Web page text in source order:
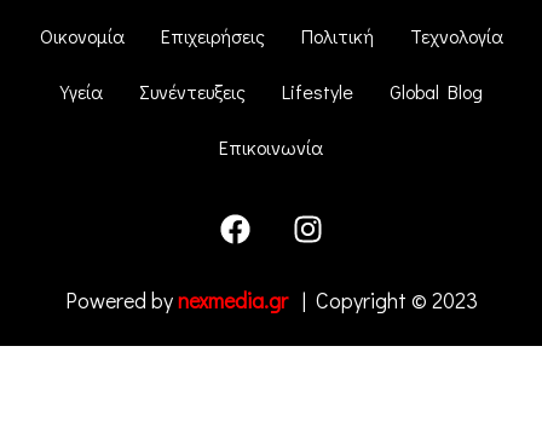
Οικονομία Επιχειρήσεις Πολιτική Τεχνολογία
Υγεία Συνέντευξεις Lifestyle Global Blog
Επικοινωνία
Powered bynexmedia.gr| Copyright © 2023